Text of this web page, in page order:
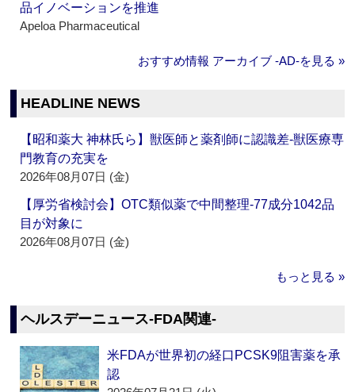
品イノベーションを推進
Apeloa Pharmaceutical
おすすめ情報 アーカイブ ‐AD‐を見る »
HEADLINE NEWS
【昭和薬大 神林氏ら】獣医師と薬剤師に認識差‐獣医療専
門教育の充実を
2026年08月07日 (金)
【厚労省検討会】OTC類似薬で中間整理‐77成分1042品
目が対象に
2026年08月07日 (金)
もっと見る »
ヘルスデーニュース‐FDA関連‐
米FDAが世界初の経口PCSK9阻害薬を承
認